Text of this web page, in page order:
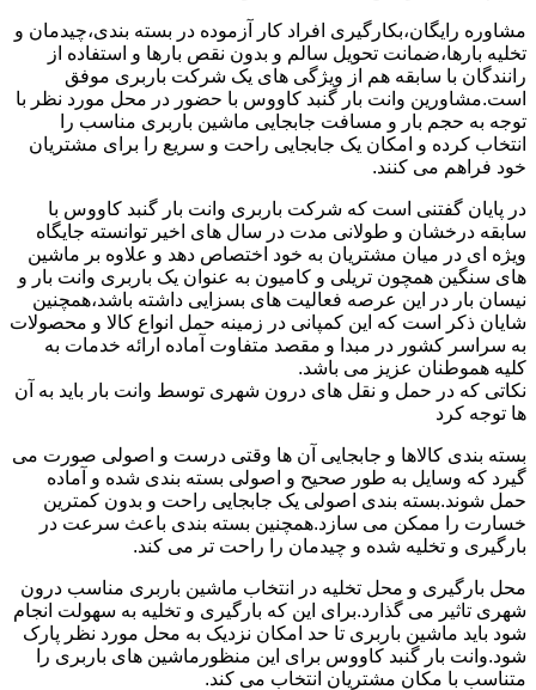
مشاوره رایگان،بکارگیری افراد کار آزموده در بسته بندی،چیدمان و
تخلیه بارها،ضمانت تحویل سالم و بدون نقص بارها و استفاده از
رانندگان با سابقه هم از ویژگی های یک شرکت باربری موفق
است.مشاورین وانت بار گنبد کاووس با حضور در محل مورد نظر با
توجه به حجم بار و مسافت جابجایی ماشین باربری مناسب را
انتخاب کرده و امکان یک جابجایی راحت و سریع را برای مشتریان
خود فراهم می کنند.
در پایان گفتنی است که شرکت باربری وانت بار گنبد کاووس با
سابقه درخشان و طولانی مدت در سال های اخیر توانسته جایگاه
ویژه ای در میان مشتریان به خود اختصاص دهد و علاوه بر ماشین
های سنگین همچون تریلی و کامیون به عنوان یک باربری وانت بار و
نیسان بار در این عرصه فعالیت های بسزایی داشته باشد،همچنین
شایان ذکر است که این کمپانی در زمینه حمل انواع کالا و محصولات
به سراسر کشور در مبدا و مقصد متفاوت آماده ارائه خدمات به
کلیه هموطنان عزیز می باشد.
نکاتی که در حمل و نقل های درون شهری توسط وانت بار باید به آن
ها توجه کرد
بسته بندی کالاها و جابجایی آن ها وقتی درست و اصولی صورت می
گیرد که وسایل به طور صحیح و اصولی بسته بندی شده و آماده
حمل شوند.بسته بندی اصولی یک جابجایی راحت و بدون کمترین
خسارت را ممکن می سازد.همچنین بسته بندی باعث سرعت در
بارگیری و تخلیه شده و چیدمان را راحت تر می کند.
محل بارگیری و محل تخلیه در انتخاب ماشین باربری مناسب درون
شهری تاثیر می گذارد.برای این که بارگیری و تخلیه به سهولت انجام
شود باید ماشین باربری تا حد امکان نزدیک به محل مورد نظر پارک
شود.وانت بار گنبد کاووس برای این منظورماشین های باربری را
متناسب با مکان مشتریان انتخاب می کند.